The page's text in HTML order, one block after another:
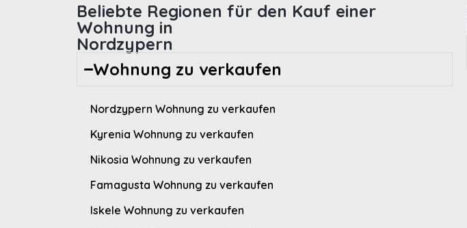
Beliebte Regionen für den Kauf einer
Wohnung in
Nordzypern
Wohnung zu verkaufen
Nordzypern Wohnung zu verkaufen
Kyrenia Wohnung zu verkaufen
Nikosia Wohnung zu verkaufen
Famagusta Wohnung zu verkaufen
Iskele Wohnung zu verkaufen